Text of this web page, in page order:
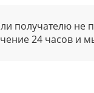
получателю не
24 часов и